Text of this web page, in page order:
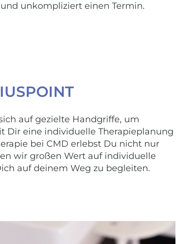
unkompliziert einen Termin.
auf gezielte Handgriffe, um
Dir eine individuelle Therapieplanung
bei CMD erlebst Du nicht nur
wir großen Wert auf individuelle
auf deinem Weg zu begleiten.